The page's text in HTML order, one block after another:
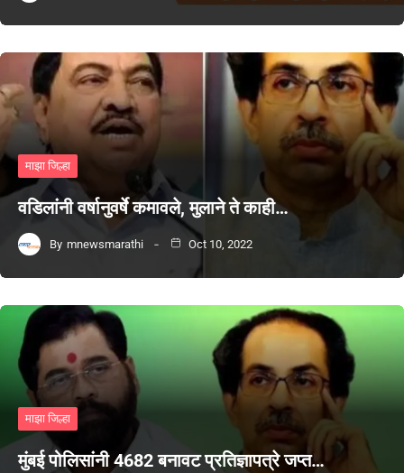
माझा जिल्हा
वडिलांनी वर्षानुवर्षे कमावले, मुलाने ते काही…
By mnewsmarathi Oct 10, 2022
माझा जिल्हा
मुंबई पोलिसांनी 4682 बनावट प्रतिज्ञापत्रे जप्त…